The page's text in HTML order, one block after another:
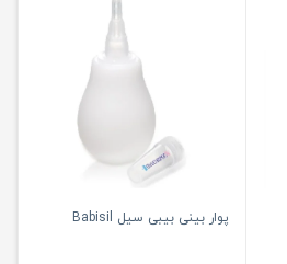
پوار بینی بیبی سیل Babisil